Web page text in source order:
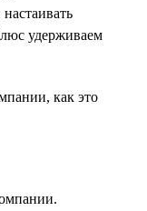
удерживаем
как это